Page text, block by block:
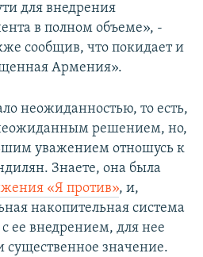
для внедрения
в полном объеме», -
сообщив, что покидает и
Армения».
неожиданностью, то есть,
неожиданным решением, но,
уважением отношусь к
Знаете, она была
«Я против», и,
накопительная система
ее внедрением, для нее
значение.